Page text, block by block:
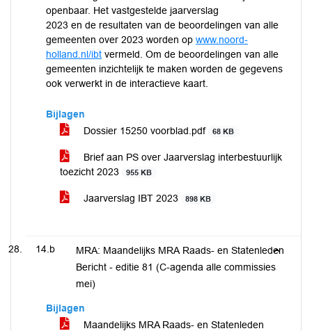
openbaar. Het vastgestelde jaarverslag
2023 en de resultaten van de beoordelingen van alle
gemeenten over 2023 worden op www.noord-
holland.nl/ibt vermeld. Om de beoordelingen van alle
gemeenten inzichtelijk te maken worden de gegevens
ook verwerkt in de interactieve kaart.
Bijlagen
Dossier 15250 voorblad.pdf
68 KB
Brief aan PS over Jaarverslag interbestuurlijk
toezicht 2023
955 KB
Jaarverslag IBT 2023 898 KB
14.b
MRA: Maandelijks MRA Raads- en Statenleden
Bericht - editie 81 (C-agenda alle commissies
mei)
Bijlagen
Maandelijks MRA Raads- en Statenleden